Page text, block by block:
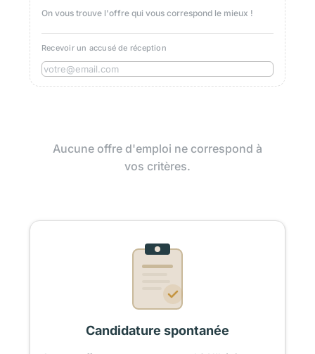
Aucune offre d'emploi ne correspond à
vos critères.
On vous trouve l'offre qui vous correspond le mieux !
Recevoir un accusé de réception
Candidature spontanée